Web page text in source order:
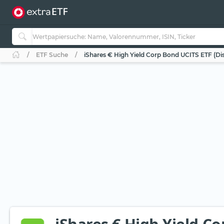
ETF Suche iShares € High Yield Corp Bond UCITS ETF